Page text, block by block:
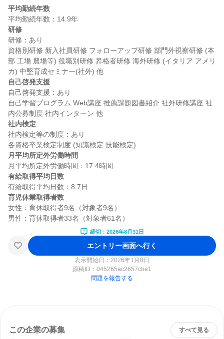
平均勤続年数
研修
研修：あり
資格別研修 新入社員研修 フォローアップ研修 部門外視察研修 (本
部 工場 農場等) 役職別研修 昇格者研修 海外研修 (イタリア アメリ
自己啓発支援
自己啓発支援：あり
自己学習プログラム Web講座 推薦課題図書紹介 社外研修講座 社
社内検定
社内検定等の制度：あり
月平均所定外労働時間
有給取得平均日数
育児休業取得者数
女性：育休取得者9名（対象者9名）
締切：2026年8月31日
エントリー画面へ行く
表示開始日：2026年1月8日
原稿ID： 045265ac2657cbe1
問題を報告する
この企業の募集 すべて見る